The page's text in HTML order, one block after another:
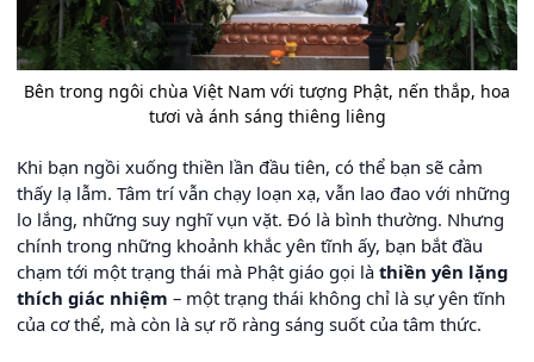
Bên trong ngôi chùa Việt Nam với tượng Phật, nến thắp, hoa
tươi và ánh sáng thiêng liêng
Khi bạn ngồi xuống thiền lần đầu tiên, có thể bạn sẽ cảm
thấy lạ lẫm. Tâm trí vẫn chạy loạn xạ, vẫn lao đao với những
lo lắng, những suy nghĩ vụn vặt. Đó là bình thường. Nhưng
chính trong những khoảnh khắc yên tĩnh ấy, bạn bắt đầu
chạm tới một trạng thái mà Phật giáo gọi là thiền yên lặng
thích giác nhiệm – một trạng thái không chỉ là sự yên tĩnh
của cơ thể, mà còn là sự rõ ràng sáng suốt của tâm thức.